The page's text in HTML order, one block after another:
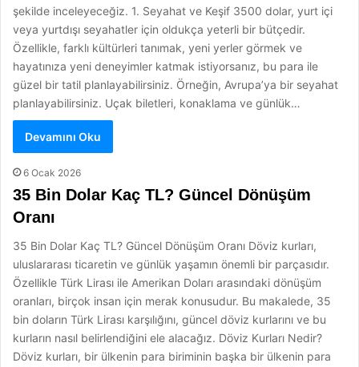
şekilde inceleyeceğiz. 1. Seyahat ve Keşif 3500 dolar, yurt içi
veya yurtdışı seyahatler için oldukça yeterli bir bütçedir.
Özellikle, farklı kültürleri tanımak, yeni yerler görmek ve
hayatınıza yeni deneyimler katmak istiyorsanız, bu para ile
güzel bir tatil planlayabilirsiniz. Örneğin, Avrupa’ya bir seyahat
planlayabilirsiniz. Uçak biletleri, konaklama ve günlük…
Devamını Oku
6 Ocak 2026
35 Bin Dolar Kaç TL? Güncel Dönüşüm
Oranı
35 Bin Dolar Kaç TL? Güncel Dönüşüm Oranı Döviz kurları,
uluslararası ticaretin ve günlük yaşamın önemli bir parçasıdır.
Özellikle Türk Lirası ile Amerikan Doları arasındaki dönüşüm
oranları, birçok insan için merak konusudur. Bu makalede, 35
bin doların Türk Lirası karşılığını, güncel döviz kurlarını ve bu
kurların nasıl belirlendiğini ele alacağız. Döviz Kurları Nedir?
Döviz kurları, bir ülkenin para biriminin başka bir ülkenin para